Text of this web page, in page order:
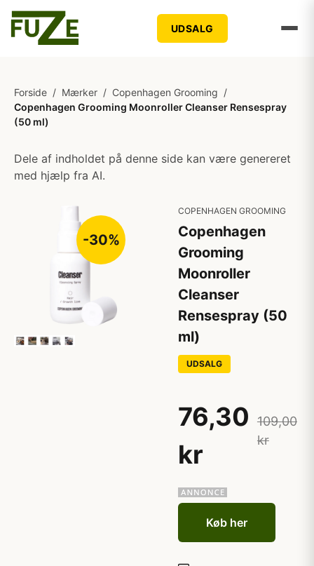
UDSALG
Forside / Mærker / Copenhagen Grooming /
Copenhagen Grooming Moonroller Cleanser Rensespray
(50 ml)
Dele af indholdet på denne side kan være genereret
med hjælp fra AI.
-30%
COPENHAGEN GROOMING
Copenhagen
Grooming
Moonroller
Cleanser
Rensespray (50
ml)
UDSALG
76,30
kr
109,00
kr
Køb her